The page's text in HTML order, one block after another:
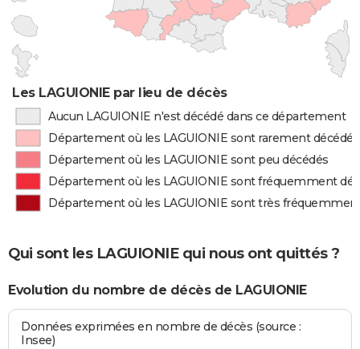
Les LAGUIONIE par lieu de décès
Aucun LAGUIONIE n'est décédé dans ce département
Département où les LAGUIONIE sont rarement décédés
Département où les LAGUIONIE sont peu décédés
Département où les LAGUIONIE sont fréquemment
Département où les LAGUIONIE sont très
Qui sont les LAGUIONIE qui nous ont quittés ?
Evolution du nombre de décès de LAGUIONIE
Données exprimées en nombre de décès (source :
Insee)